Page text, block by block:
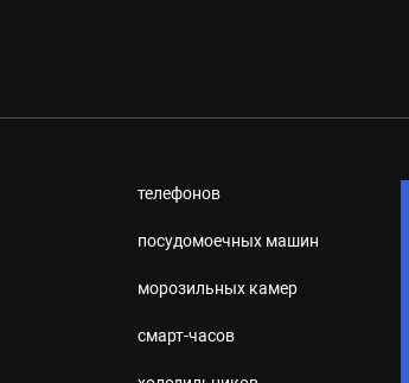
телефонов
посудомоечных машин
морозильных камер
смарт-часов